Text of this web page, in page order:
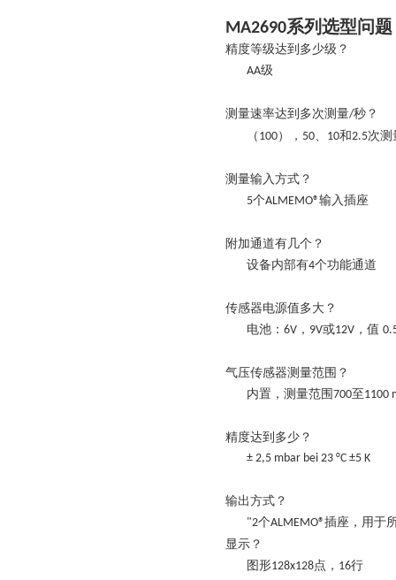
MA2690系列选型问题
精度等级达到多少级？
AA级
测量速率达到 多次测量/秒 ？
（ 100）， 50、 10和2.5次测
测量输入方式 ？
5个ALMEMO®输入插座
附加通道有几个 ？
设备内部有4个功能通道
传感器电源值多大？
电池： 6V ， 9V或12V ，值
气压传感器测量范围 ？
内置，测量范围 700至 1100
精度达到多少 ？
± 2,5 mbar bei 23 °C ±5 K
输出方式 ？
"2个ALMEMO®插座，用于
显示？
图形128x128点， 16行